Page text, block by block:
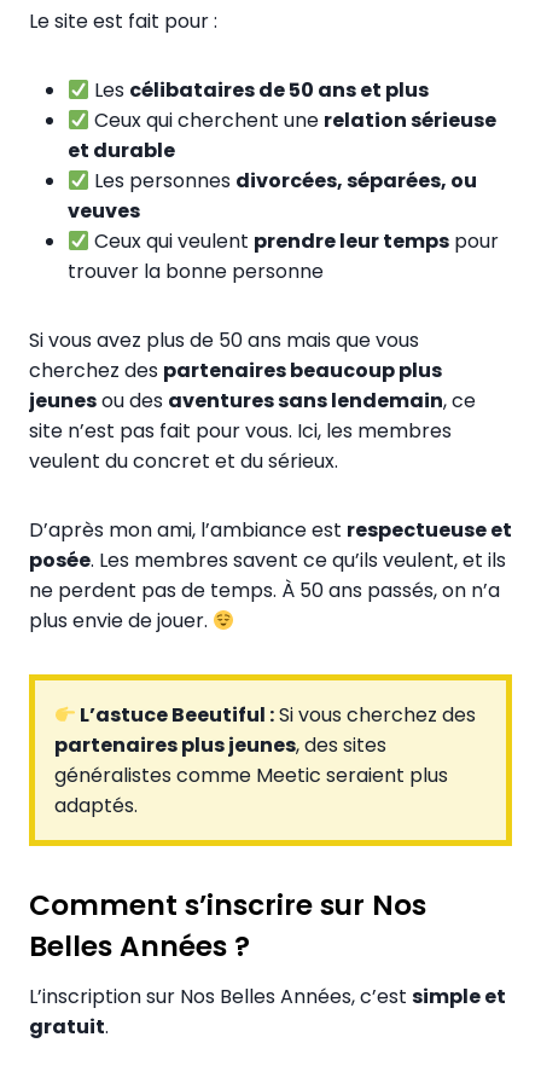
Le site est fait pour :
Les célibataires de 50 ans et plus
Ceux qui cherchent une relation sérieuse
et durable
Les personnes divorcées, séparées, ou
veuves
Ceux qui veulent prendre leur temps pour
trouver la bonne personne
Si vous avez plus de 50 ans mais que vous
cherchez des partenaires beaucoup plus
jeunesou des aventures sans lendemain, ce
site n’est pas fait pour vous. Ici, les membres
veulent du concret et du sérieux.
D’après mon ami, l’ambiance est respectueuse et
posée. Les membres savent ce qu’ils veulent, et ils
ne perdent pas de temps. À 50 ans passés, on n’a
plus envie de jouer.
L’astuce Beeutiful :Si vous cherchez des
partenaires plus jeunes, des sites
généralistes comme Meetic seraient plus
adaptés.
Comment s’inscrire sur Nos
Belles Années ?
L’inscription sur Nos Belles Années, c’est simple et
gratuit.